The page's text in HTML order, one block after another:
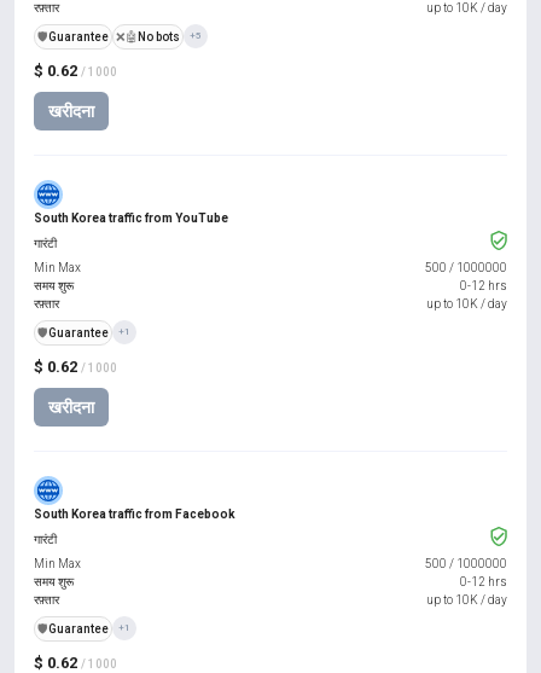
$ 0.62 / 1000
खरीदना
रफ़्तार
up to 10K / day
️🛡️Guarantee ❌🤖 No bots +5
South Korea traffic from YouTube
$ 0.62 / 1000
खरीदना
गारंटी
Min Max
500 / 1000000
समय शुरू
0-12 hrs
रफ़्तार
up to 10K / day
️🛡️Guarantee +1
South Korea traffic from Facebook
$ 0.62 / 1000
गारंटी
Min Max
500 / 1000000
समय शुरू
0-12 hrs
रफ़्तार
up to 10K / day
️🛡️Guarantee +1